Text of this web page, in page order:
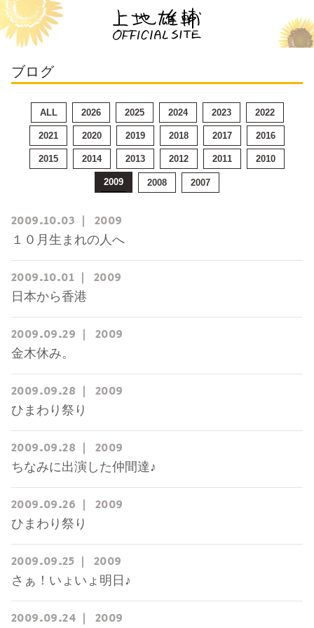
ブログ
ALL 2026 2025 2024 2023 2022
2021 2020 2019 2018 2017 2016
2015 2014 2013 2012 2011 2010
2009 2008 2007
2009 10 03 2009
１０月生まれの人へ
2009 10 01 2009
日本から香港
2009 09 29 2009
金木休み。
2009 09 28 2009
ひまわり祭り
2009 09 28 2009
ちなみに出演した仲間達♪
2009 09 26 2009
ひまわり祭り
2009 09 25 2009
さぁ！いょいょ明日♪
2009 09 24 2009